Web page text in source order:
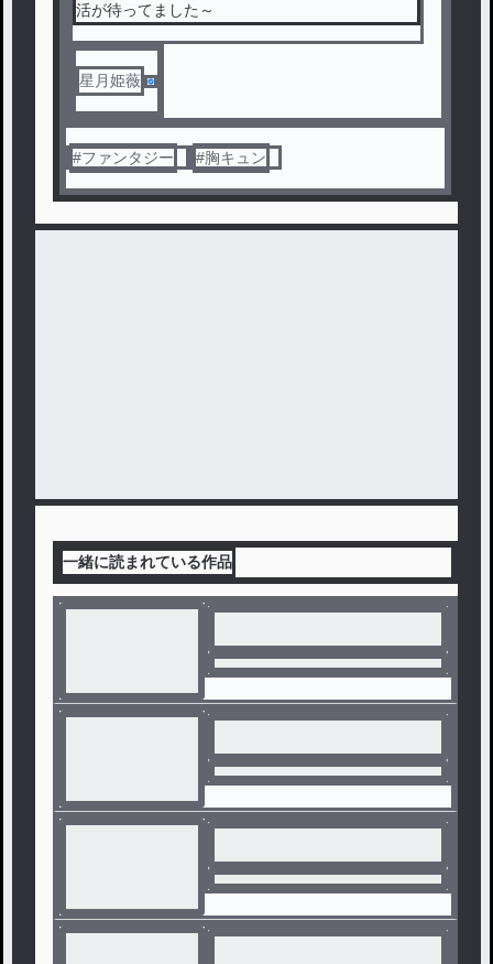
活が待ってました～
星月姫薇
#ファンタジー #胸キュン
一緒に読まれている作品